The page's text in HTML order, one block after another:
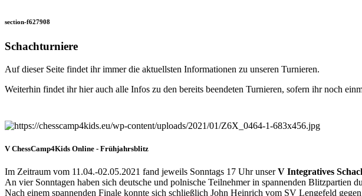
section-f627908
Schachturniere
Auf dieser Seite findet ihr immer die aktuellsten Informationen zu unseren Turnieren.
Weiterhin findet ihr hier auch alle Infos zu den bereits beendeten Turnieren, sofern ihr noch
V ChessCamp4Kids Online - Frühjahrsblitz
Im Zeitraum vom 11.04.-02.05.2021 fand jeweils Sonntags 17 Uhr unserV Integratives
An vier Sonntagen haben sich deutsche und polnische Teilnehmer in spannenden Blitzpartien
Nach einem spannenden Finale konnte sich schließlich John Heinrich vom SV Lengefeld